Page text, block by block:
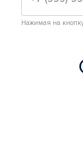
Нажимая на